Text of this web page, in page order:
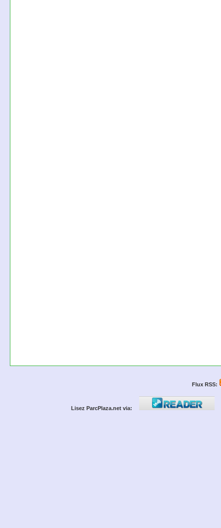
Flux RSS:
Lisez ParcPlaza.net via: